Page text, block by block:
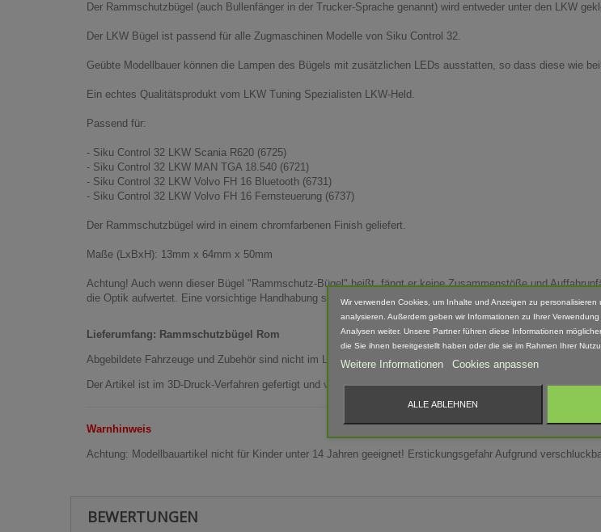
Der Rammschutzbügel (auch Bullenfänger in der Trucker-Sprache genannt) wird entweder unter den LKW
Der LKW Bügel ist passend für alle Zugmaschinen Modelle von Siku Control 32.
Geübte Modellbauer können die Lampen des Bügels mit zusätzlichen LEDs ausstatten, so dass diese wie
Ein echtes Qualitätsprodukt vom LKW Tuning Spezialisten LKW-Held.
Passend für:
- Siku Control 32 LKW Scania R620 (6725)
- Siku Control 32 LKW MAN TGA 18.540 (6721)
- Siku Control 32 LKW Volvo FH 16 Bluetooth (6731)
- Siku Control 32 LKW Volvo FH 16 Fernsteuerung (6737)
Der Rammschutzbügel wird in einem chromfarbenen Finish geliefert.
Maße (LxBxH): 13mm x 64mm x 50mm
Achtung! Auch wenn dieser Bügel "Rammschutz-Bügel" heißt, fängt er keine Zusammenstöße und
die Optik aufwertet. Eine vorsichtige Handhabung sollte daher gewährleistet sein.
Lieferumfang: Rammschutzbügel Rom
Abgebildete Fahrzeuge und Zubehör sind nicht im Lieferumfang enthalten.
Der Artikel ist im 3D-Druck-Verfahren gefertigt und von Hand nach bearbeitet. Daher können Form, Farbe und
Warnhinweis
Achtung: Modellbauartikel nicht für Kinder unter 14 Jahren geeignet! Erstickungsgefahr Aufgrund
BEWERTUNGEN
Wir verwenden Cookies, um Inhalte und Anzeigen zu
analysieren. Außerdem geben wir Informationen zu Ihrer
Analysen weiter. Unsere Partner führen diese Informationen
die Sie ihnen bereitgestellt haben oder die sie im Rahmen Ihrer
Weitere Informationen Cookies anpassen
ALLE ABLEHNEN